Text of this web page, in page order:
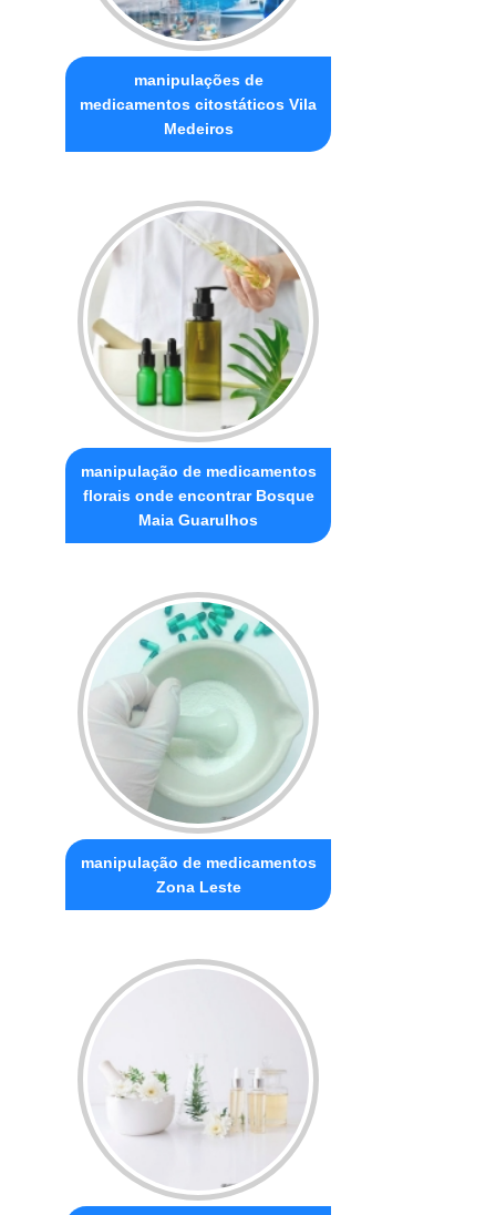
manipulações de
medicamentos citostáticos Vila
Medeiros
manipulação de medicamentos
florais onde encontrar Bosque
Maia Guarulhos
manipulação de medicamentos
Zona Leste